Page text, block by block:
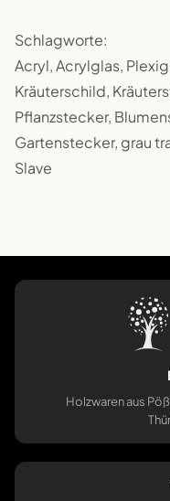
Schlagworte:
Acryl, Acrylglas,
Kräuterschild,
Pflanzstecker,
Gartenstecker, grau
Slave
Holzwaren aus